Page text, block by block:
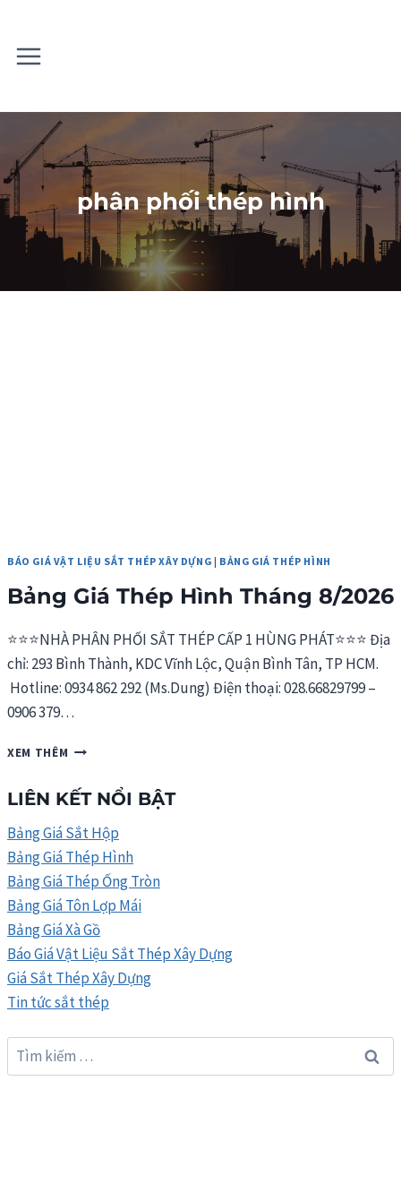
content
phân phối thép hình
BÁO GIÁ VẬT LIỆU SẮT THÉP XÂY DỰNG | BẢNG GIÁ THÉP HÌNH
Bảng Giá Thép Hình Tháng 8/2026
⭐⭐⭐NHÀ PHÂN PHỐI SẮT THÉP CẤP 1 HÙNG PHÁT⭐⭐⭐ Địa
chỉ: 293 Bình Thành, KDC Vĩnh Lộc, Quận Bình Tân, TP HCM.
Hotline: 0934 862 292 (Ms.Dung) Điện thoại: 028.66829799 –
0906 379…
XEM THÊM BẢNG
THÉP
HÌNH
THÁNG
8/2026
LIÊN KẾT NỔI BẬT
Bảng Giá Sắt Hộp
Bảng Giá Thép Hình
Bảng Giá Thép Ống Tròn
Bảng Giá Tôn Lợp Mái
Bảng Giá Xà Gồ
Báo Giá Vật Liệu Sắt Thép Xây Dựng
Giá Sắt Thép Xây Dựng
Tin tức sắt thép
Tìm
kiếm